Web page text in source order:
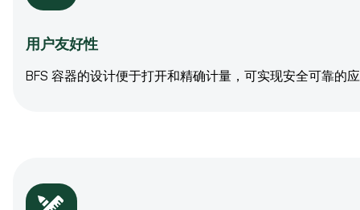
用户友好性
BFS 容器的设计便于打开和精确计量，可实现安全可靠的